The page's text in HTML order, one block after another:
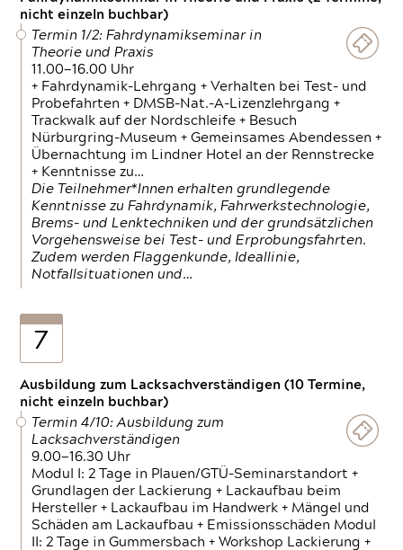
nicht einzeln buchbar)
Termin 1/2: Fahrdynamikseminar in
Theorie und Praxis
11.00—16.00 Uhr
+ Fahrdynamik-Lehrgang + Verhalten bei Test- und
Probefahrten + DMSB-Nat.-A-Lizenzlehrgang +
Trackwalk auf der Nordschleife + Besuch
Nürburgring-Museum + Gemeinsames Abendessen +
Übernachtung im Lindner Hotel an der Rennstrecke
+ Kenntnisse zu…
Die Teilnehmer*Innen erhalten grundlegende
Kenntnisse zu Fahrdynamik, Fahrwerkstechnologie,
Brems- und Lenktechniken und der grundsätzlichen
Vorgehensweise bei Test- und Erprobungsfahrten.
Zudem werden Flaggenkunde, Ideallinie,
Notfallsituationen und…
7
Ausbildung zum Lacksachverständigen (10 Termine,
nicht einzeln buchbar)
Termin 4/10: Ausbildung zum
Lacksachverständigen
9.00—16.30 Uhr
Modul I: 2 Tage in Plauen/GTÜ-Seminarstandort +
Grundlagen der Lackierung + Lackaufbau beim
Hersteller + Lackaufbau im Handwerk + Mängel und
Schäden am Lackaufbau + Emissionsschäden Modul
II: 2 Tage in Gummersbach + Workshop Lackierung +